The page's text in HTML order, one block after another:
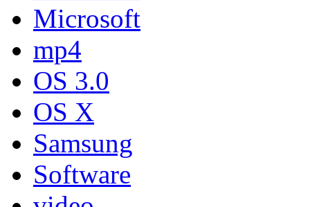
Microsoft
mp4
OS 3.0
OS X
Samsung
Software